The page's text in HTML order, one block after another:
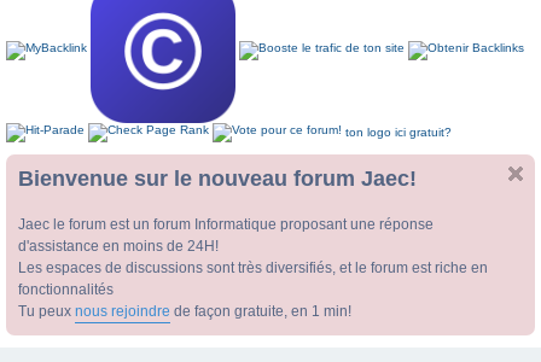
ton logo ici gratuit?
Bienvenue sur le nouveau forum Jaec!
Jaec le forum est un forum Informatique proposant une réponse
d'assistance en moins de 24H!
Les espaces de discussions sont très diversifiés, et le forum est riche en
fonctionnalités
Tu peux nous rejoindre de façon gratuite, en 1 min!